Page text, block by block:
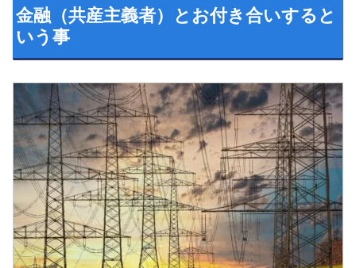
金融（共産主義者）とお付き合いすると
いう事